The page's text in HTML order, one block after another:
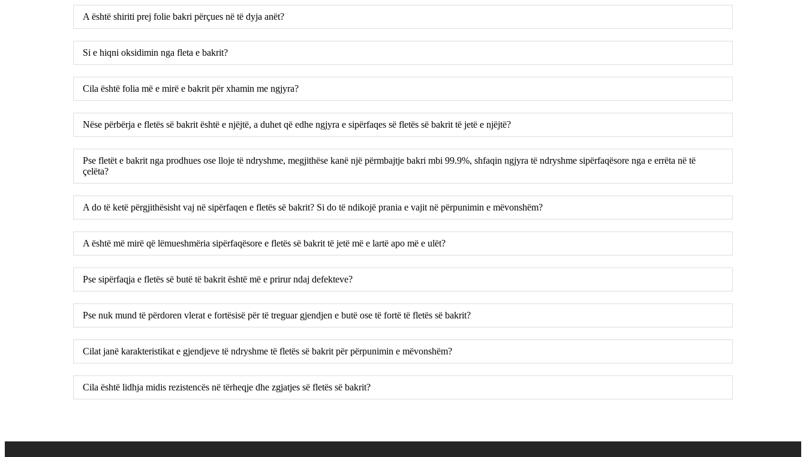
A është shiriti prej folie bakri përçues në të dyja anët?
Si e hiqni oksidimin nga fleta e bakrit?
Cila është folia më e mirë e bakrit për xhamin me ngjyra?
Nëse përbërja e fletës së bakrit është e njëjtë, a duhet që edhe ngjyra e sipërfaqes së fletës së bakrit të jetë e njëjtë?
Pse fletët e bakrit nga prodhues ose lloje të ndryshme, megjithëse kanë një përmbajtje bakri mbi 99.9%, shfaqin ngjyra të ndryshme sipërfaqësore nga e errëta në të
çelëta?
A do të ketë përgjithësisht vaj në sipërfaqen e fletës së bakrit? Si do të ndikojë prania e vajit në përpunimin e mëvonshëm?
A është më mirë që lëmueshmëria sipërfaqësore e fletës së bakrit të jetë më e lartë apo më e ulët?
Pse sipërfaqja e fletës së butë të bakrit është më e prirur ndaj defekteve?
Pse nuk mund të përdoren vlerat e fortësisë për të treguar gjendjen e butë ose të fortë të fletës së bakrit?
Cilat janë karakteristikat e gjendjeve të ndryshme të fletës së bakrit për përpunimin e mëvonshëm?
Cila është lidhja midis rezistencës në tërheqje dhe zgjatjes së fletës së bakrit?